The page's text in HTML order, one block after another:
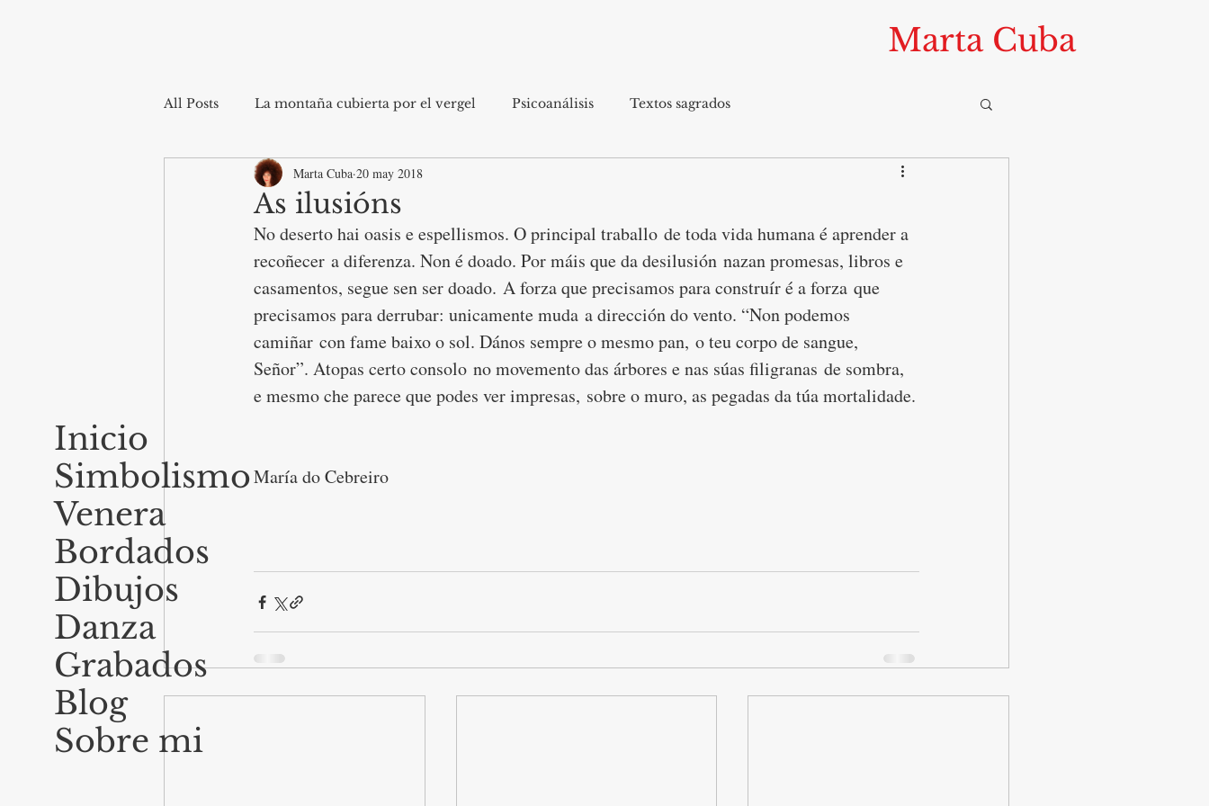
Marta Cuba
Inicio
Simbolismo
Venera
Bordados
Dibujos
Danza
Grabados
Blog
Sobre mi
All Posts La montaña cubierta por el vergel Psicoanálisis Textos sagrados
As ilusións
Marta Cuba 20 may 2018
No deserto hai oasis e espellismos. O principal traballo de toda vida humana é aprender a
recoñecer a diferenza. Non é doado. Por máis que da desilusión nazan promesas, libros e
casamentos, segue sen ser doado. A forza que precisamos para construír é a forza que
precisamos para derrubar: unicamente muda a dirección do vento. “Non podemos
camiñar con fame baixo o sol. Dános sempre o mesmo pan, o teu corpo de sangue,
Señor”. Atopas certo consolo no movemento das árbores e nas súas filigranas de sombra,
e mesmo che parece que podes ver impresas, sobre o muro, as pegadas da túa mortalidade.
María do Cebreiro